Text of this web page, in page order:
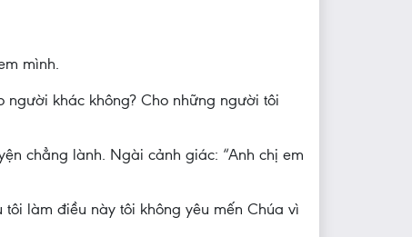
mình.
người khác không? Cho những người tôi
chẳng lành. Ngài cảnh giác: “Anh chị em
làm điều này tôi không yêu mến Chúa vì